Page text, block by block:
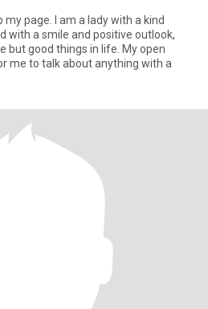
page. I am a lady with a kind
with a smile and positive outlook,
but good things in life. My open
me to talk about anything with a